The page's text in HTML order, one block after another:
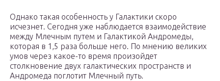
Однако такая особенность у Галактики скоро
исчезнет. Сегодня уже наблюдается взаимодействие
между Млечным путем и Галактикой Андромеды,
которая в 1,5 раза больше него. По мнению великих
умов через какое-то время произойдет
столкновение двух галактических пространств и
Андромеда поглотит Млечный путь.